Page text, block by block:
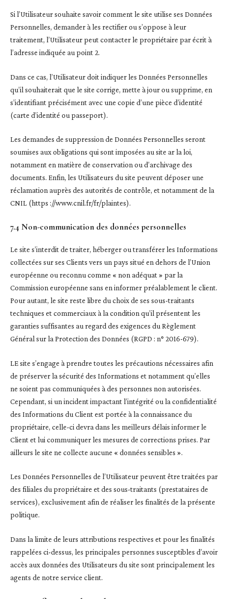
Si l’Utilisateur souhaite savoir comment le site utilise ses Données
Personnelles, demander à les rectifier ou s’oppose à leur
traitement, l’Utilisateur peut contacter le propriétaire par écrit à
l’adresse indiquée au point 2.
Dans ce cas, l’Utilisateur doit indiquer les Données Personnelles
qu’il souhaiterait que le site corrige, mette à jour ou supprime, en
s’identifiant précisément avec une copie d’une pièce d’identité
(carte d’identité ou passeport).
Les demandes de suppression de Données Personnelles seront
soumises aux obligations qui sont imposées au site ar la loi,
notamment en matière de conservation ou d’archivage des
documents. Enfin, les Utilisateurs du site peuvent déposer une
réclamation auprès des autorités de contrôle, et notamment de la
CNIL (https ://www.cnil.fr/fr/plaintes).
7.4 Non-communication des données personnelles
Le site s’interdit de traiter, héberger ou transférer les Informations
collectées sur ses Clients vers un pays situé en dehors de l’Union
européenne ou reconnu comme « non adéquat » par la
Commission européenne sans en informer préalablement le client.
Pour autant, le site reste libre du choix de ses sous-traitants
techniques et commerciaux à la condition qu’il présentent les
garanties suffisantes au regard des exigences du Règlement
Général sur la Protection des Données (RGPD : n° 2016-679).
LE site s’engage à prendre toutes les précautions nécessaires afin
de préserver la sécurité des Informations et notamment qu’elles
ne soient pas communiquées à des personnes non autorisées.
Cependant, si un incident impactant l’intégrité ou la confidentialité
des Informations du Client est portée à la connaissance du
propriétaire, celle-ci devra dans les meilleurs délais informer le
Client et lui communiquer les mesures de corrections prises. Par
ailleurs le site ne collecte aucune « données sensibles ».
Les Données Personnelles de l’Utilisateur peuvent être traitées par
des filiales du propriétaire et des sous-traitants (prestataires de
services), exclusivement afin de réaliser les finalités de la présente
politique.
Dans la limite de leurs attributions respectives et pour les finalités
rappelées ci-dessus, les principales personnes susceptibles d’avoir
accès aux données des Utilisateurs du site sont principalement les
agents de notre service client.